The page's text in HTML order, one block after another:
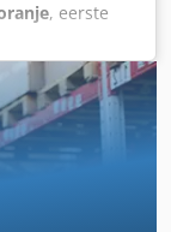
, eerste
Aantal
22.600
ja Staat
zeer goed
Garantie:
direct